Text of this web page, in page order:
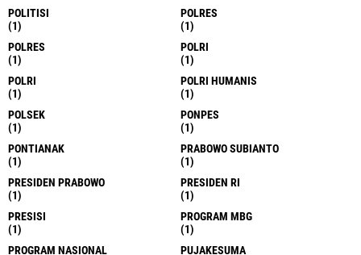
POLITISI
(1)
POLRES
(1)
POLRES
(1)
POLRI
(1)
POLRI
(1)
POLRI HUMANIS
(1)
POLSEK
(1)
PONPES
(1)
PONTIANAK
(1)
PRABOWO SUBIANTO
(1)
PRESIDEN PRABOWO
(1)
PRESIDEN RI
(1)
PRESISI
(1)
PROGRAM MBG
(1)
PROGRAM NASIONAL
PUJAKESUMA